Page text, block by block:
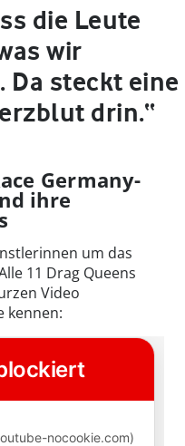
die Leute
wir
Da steckt eine
drin.“
Germany-
ihre
um das
11 Drag Queens
Video
kennen: